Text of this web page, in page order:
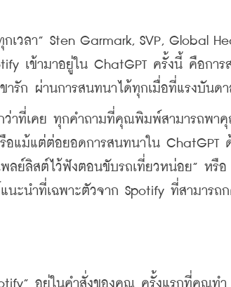
ลา” Sten Garmark, SVP, Global
เข้ามาอยู่ใน ChatGPT ครั้งนี้ คือการ
รัก ผ่านการสนทนาได้ทุกเมื่อที่แรงบันดา
าที่เคย ทุกคำถามที่คุณพิมพ์สามารถพา
แม้แต่ต่อยอดการสนทนาใน ChatGPT
พลย์ลิสต์ไว้ฟังตอนขับรถเที่ยวหน่อย” หรื
ะนำที่เฉพาะตัวจาก Spotify ที่สามารถ
อยู่ในคำสั่งของคุณ ครั้งแรกที่คุณทำ